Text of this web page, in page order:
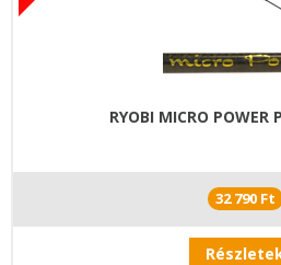
RYOBI MICRO POWER
32 790 Ft